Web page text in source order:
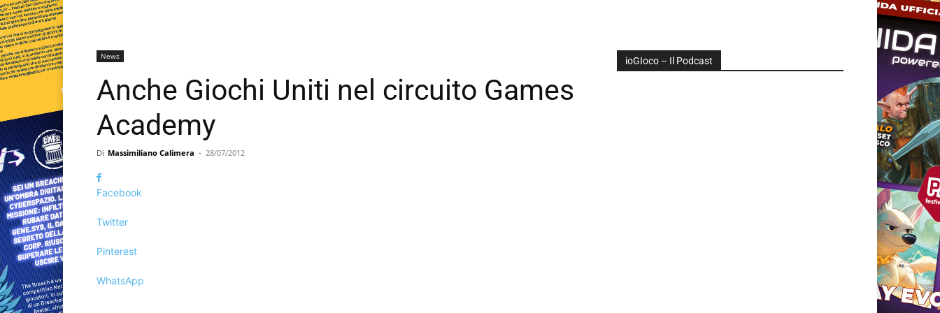
News
Anche Giochi Uniti nel circuito Games
Academy
Di Massimiliano Calimera - 28/07/2012
Facebook
Twitter
Pinterest
WhatsApp
ioGIoco – Il Podcast